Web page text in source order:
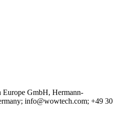
Europe GmbH, Hermann-
info@wowtech.com; +49 30